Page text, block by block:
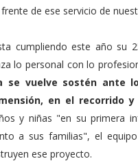
de ese servicio de
cumpliendo este año su
lo personal con lo
vuelve sostén ante
en el recorrido
y niñas "en su primera
a sus familias", el
ese proyecto.